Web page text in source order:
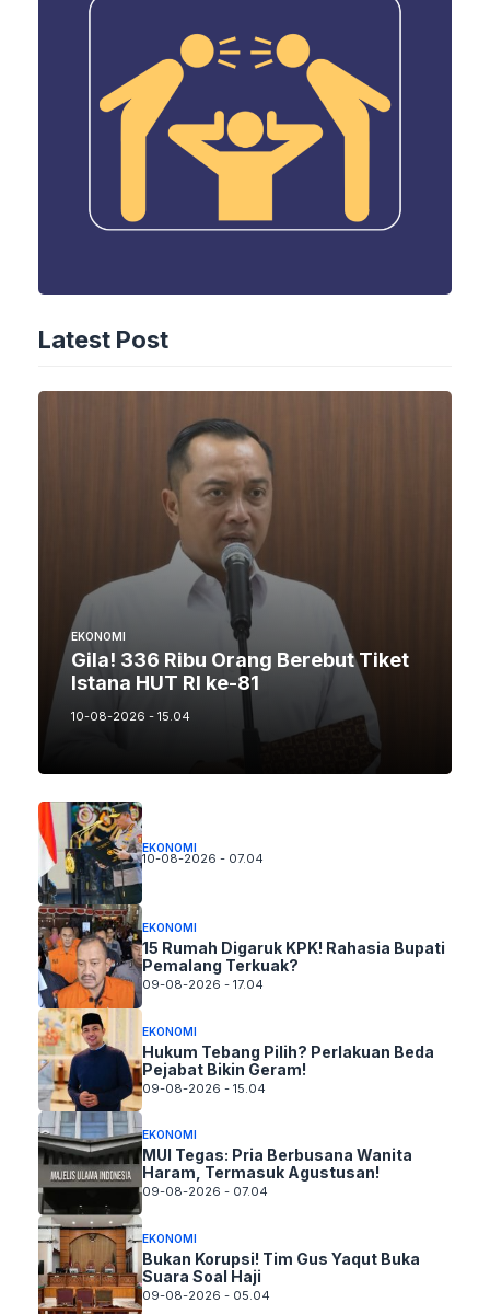
Latest Post
EKONOMI
Gila! 336 Ribu Orang Berebut Tiket
Istana HUT RI ke-81
10-08-2026 - 15.04
EKONOMI
10-08-2026 - 07.04
EKONOMI
15 Rumah Digaruk KPK! Rahasia Bupati
Pemalang Terkuak?
09-08-2026 - 17.04
EKONOMI
Hukum Tebang Pilih? Perlakuan Beda
Pejabat Bikin Geram!
09-08-2026 - 15.04
EKONOMI
MUI Tegas: Pria Berbusana Wanita
Haram, Termasuk Agustusan!
09-08-2026 - 07.04
EKONOMI
Bukan Korupsi! Tim Gus Yaqut Buka
Suara Soal Haji
09-08-2026 - 05.04